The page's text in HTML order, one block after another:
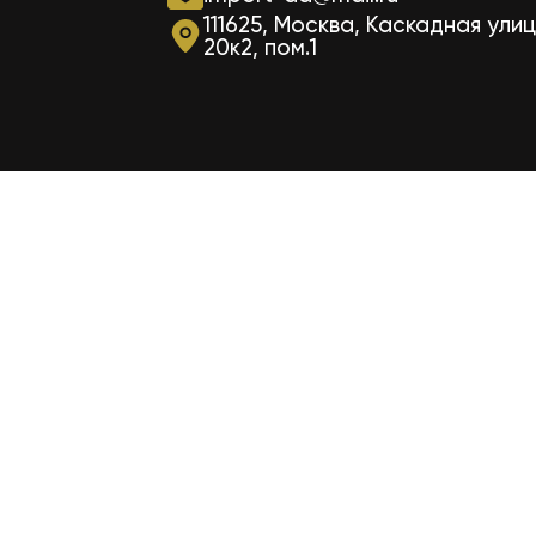
111625, Москва, Каскадная
20к2, пом.1